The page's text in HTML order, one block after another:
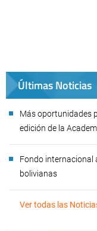
Últimas Noticias
Más oportunidades
edición de la
Fondo internacional
bolivianas
Ver todas las